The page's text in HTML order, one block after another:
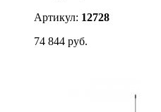
Артикул: 12728
74 844 руб.